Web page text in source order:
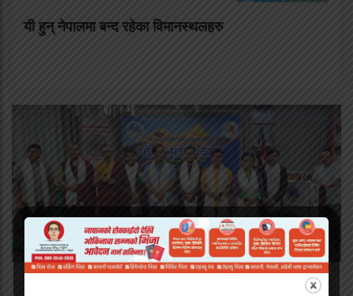
यी हुन् नेपालमा बन्द रहेका विमानस्थलहरु